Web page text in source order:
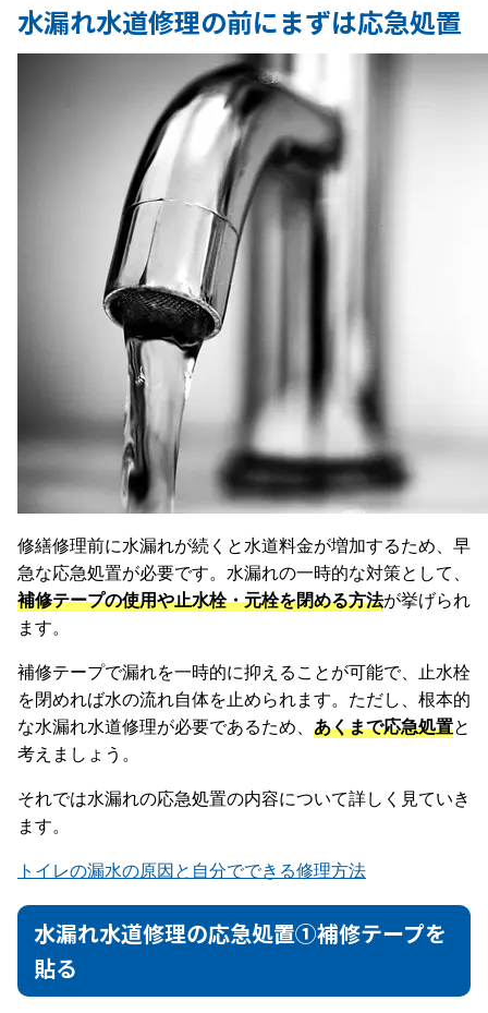
水漏れ水道修理の前にまずは応急処置
修繕修理前に水漏れが続くと水道料金が増加するため、早
急な応急処置が必要です。水漏れの一時的な対策として、
補修テープの使用や止水栓・元栓を閉める方法が挙げられ
ます。
補修テープで漏れを一時的に抑えることが可能で、止水栓
を閉めれば水の流れ自体を止められます。ただし、根本的
な水漏れ水道修理が必要であるため、 あくまで応急処置と
考えましょう。
それでは水漏れの応急処置の内容について詳しく見ていき
ます。
トイレの漏水の原因と自分でできる修理方法
水漏れ水道修理の応急処置①補修テープを
貼る